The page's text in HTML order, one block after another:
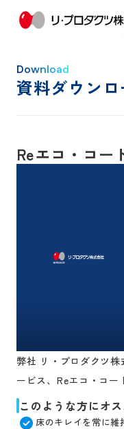
Download
資料ダウンロ
Reエコ・コー
弊社 リ・プロダクツ
ービス、Reエコ・コー
このような方にオ
床のキレイを常に維